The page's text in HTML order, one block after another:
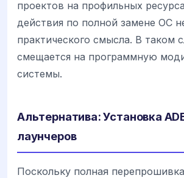
проектов на профильных
действия по полной замене ОС
практического смысла. В таком
смещается на программную
системы.
Альтернатива: Установка
лаунчеров
Поскольку полная